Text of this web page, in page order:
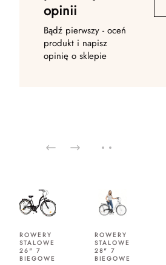
opinii
Bądź pierwszy - oceń
produkt i napisz
opinię o sklepie
ROWERY
STALOWE
26" 7
BIEGOWE
ROWERY
STALOWE
28" 7
BIEGOWE